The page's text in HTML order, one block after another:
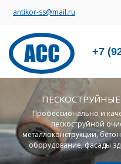
antikor-ss@mail.ru
+7
Профессионально и
пескоструйной
металлоконструкции,
оборудование, фасады